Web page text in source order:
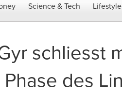
Science & Tech
schliesst
des